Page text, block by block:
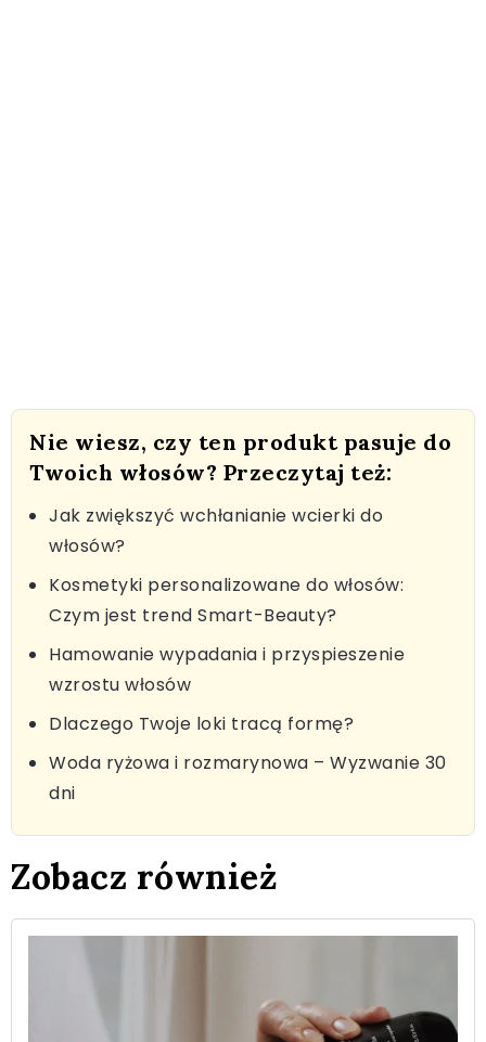
Nie wiesz, czy ten produkt pasuje do
Twoich włosów? Przeczytaj też:
Jak zwiększyć wchłanianie wcierki do
włosów?
Kosmetyki personalizowane do włosów:
Czym jest trend Smart-Beauty?
Hamowanie wypadania i przyspieszenie
wzrostu włosów
Dlaczego Twoje loki tracą formę?
Woda ryżowa i rozmarynowa – Wyzwanie 30
dni
Zobacz również